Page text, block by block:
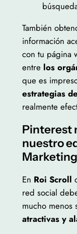
También
información
con tu página
entre los
que es
estrategias
realmente
Pinterest
nuestro
Marketing
En Roi Scroll
red social
mucho menos
atractivas y